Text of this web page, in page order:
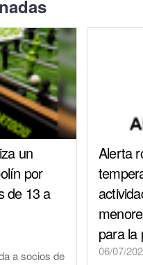
de Cuarte de
de Huerva
un
por
de 13 a
a socios de
Alerta
para la
06/07/